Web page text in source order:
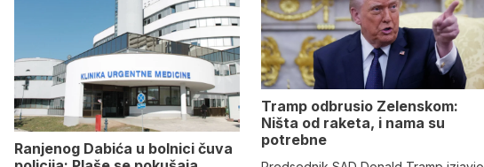
Ranjenog Dabića u bolnici čuva
Tramp odbrusio Zelenskom:
Ništa od raketa, i nama su
potrebne